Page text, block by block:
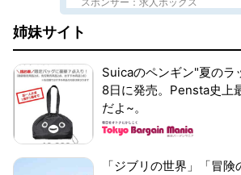
姉妹サイト
Suicaのペンギン"夏のラ
8日に発売。Pensta史上
だよ~。
「ジブリの世界」「冒